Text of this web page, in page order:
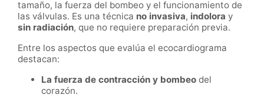
tamaño, la fuerza del bombeo y el funcionamiento de
las válvulas. Es una técnica no invasiva, indolora y
sin radiación, que no requiere preparación previa.
Entre los aspectos que evalúa el ecocardiograma
destacan:
La fuerza de contracción y bombeo del
corazón.